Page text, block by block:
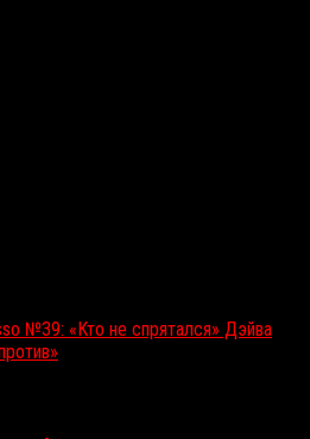
№39: «Кто не спрятался» Дэйва